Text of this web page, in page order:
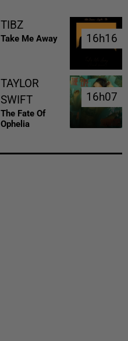
TIBZ
Take Me Away 16h16
16h16
TAYLOR
SWIFT
The Fate Of
Ophelia
16h07
16h07